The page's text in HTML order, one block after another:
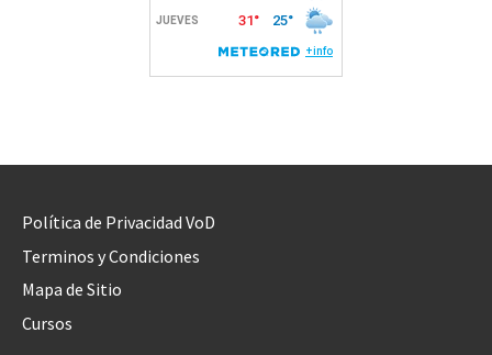
Política de Privacidad VoD
Terminos y Condiciones
Mapa de Sitio
Cursos